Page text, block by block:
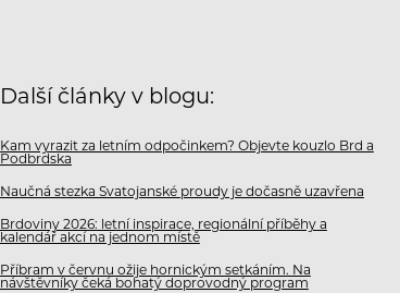
Další články v blogu:
Kam vyrazit za letním odpočinkem? Objevte kouzlo Brd a
Podbrdska
Naučná stezka Svatojanské proudy je dočasně uzavřena
Brdoviny 2026: letní inspirace, regionální příběhy a
kalendář akcí na jednom místě
Příbram v červnu ožije hornickým setkáním. Na
návštěvníky čeká bohatý doprovodný program